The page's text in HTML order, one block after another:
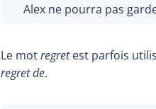
Alex ne pourra pas
Le motregretest parfois
regret de.